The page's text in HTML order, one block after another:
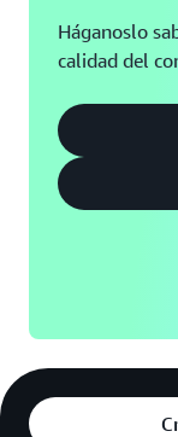
Háganoslo
calidad del